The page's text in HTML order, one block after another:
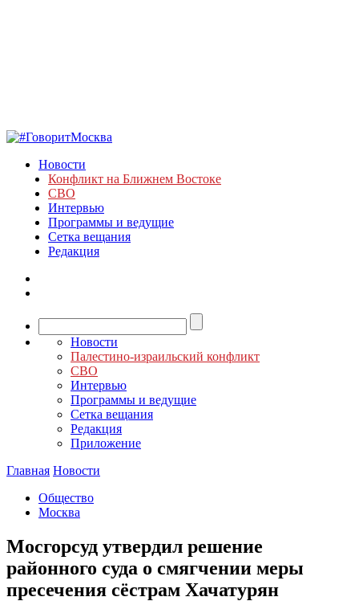
Новости
Конфликт на Ближнем Востоке
СВО
Интервью
Программы и ведущие
Сетка вещания
Редакция
Новости
Палестино-израильский конфликт
СВО
Интервью
Программы и ведущие
Сетка вещания
Редакция
Приложение
Главная Новости
Общество
Москва
Мосгорсуд утвердил решение
районного суда о смягчении меры
пресечения сёстрам Хачатурян